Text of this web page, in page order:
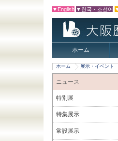
▼English ▼한국・조선어
ホーム
ホーム 展示・イベント
ニュース
特別展
特集展示
常設展示